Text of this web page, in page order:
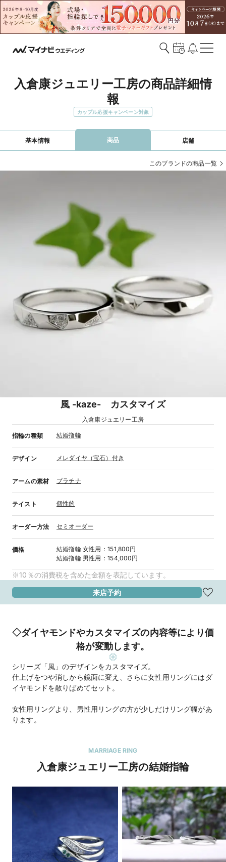
入倉康ジュエリー工房の商品詳細情
報
カップル応援キャンペーン対象
基本情報 商品 店舗
このブランドの商品一覧
風 -kaze- カスタマイズ
入倉康ジュエリー工房
指輪の種類 結婚指輪
デザイン メレダイヤ（宝石）付き
アームの素材 プラチナ
テイスト 個性的
オーダー方法 セミオーダー
価格 結婚指輪 女性用 ：151,800円
結婚指輪 男性用 ：154,000円
※10％の消費税を含めた金額を表記しています。
来店予約
◇ダイヤモンドやカスタマイズの内容等により価
格が変動します。
シリーズ「風」のデザインをカスタマイズ。
仕上げをつや消しから鏡面に変え、さらに女性用リングにはダ
イヤモンドを散りばめてセット。
女性用リングより、男性用リングの方が少しだけリング幅があ
ります。
MARRIAGE RING
入倉康ジュエリー工房の結婚指輪